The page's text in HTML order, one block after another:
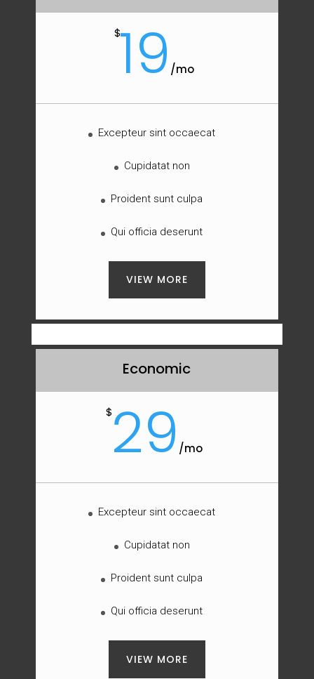
$19 /mo
Excepteur sint occaecat
Cupidatat non
Proident sunt culpa
Qui officia deserunt
VIEW MORE
Economic
$29 /mo
Excepteur sint occaecat
Cupidatat non
Proident sunt culpa
Qui officia deserunt
VIEW MORE